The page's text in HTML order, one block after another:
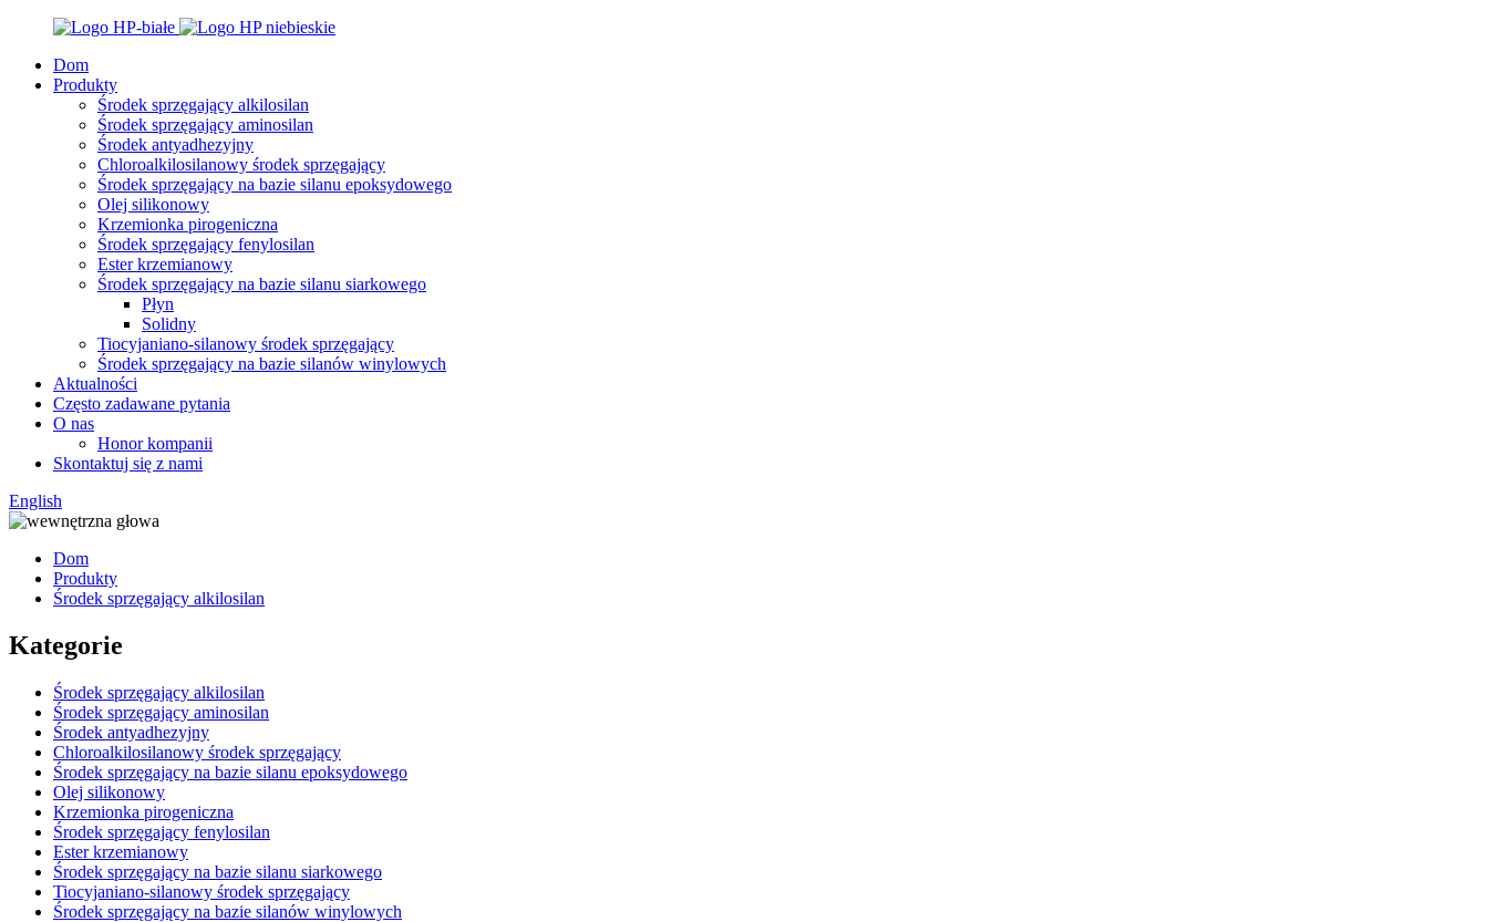
Dom
Produkty
Środek sprzęgający alkilosilan
Środek sprzęgający aminosilan
Środek antyadhezyjny
Chloroalkilosilanowy środek sprzęgający
Środek sprzęgający na bazie silanu epoksydowego
Olej silikonowy
Krzemionka pirogeniczna
Środek sprzęgający fenylosilan
Ester krzemianowy
Środek sprzęgający na bazie silanu siarkowego
Płyn
Solidny
Tiocyjaniano-silanowy środek sprzęgający
Środek sprzęgający na bazie silanów winylowych
Aktualności
Często zadawane pytania
O nas
Honor kompanii
Skontaktuj się z nami
English
Dom
Produkty
Środek sprzęgający alkilosilan
Kategorie
Środek sprzęgający alkilosilan
Środek sprzęgający aminosilan
Środek antyadhezyjny
Chloroalkilosilanowy środek sprzęgający
Środek sprzęgający na bazie silanu epoksydowego
Olej silikonowy
Krzemionka pirogeniczna
Środek sprzęgający fenylosilan
Ester krzemianowy
Środek sprzęgający na bazie silanu siarkowego
Tiocyjaniano-silanowy środek sprzęgający
Środek sprzęgający na bazie silanów winylowych